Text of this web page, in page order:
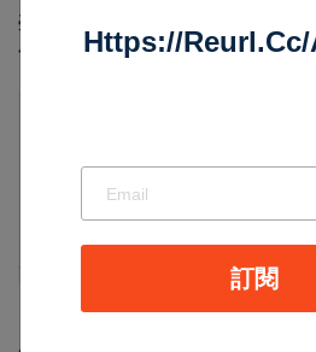
臺南安平龍舟賽結合反賄選宣導
廉潔民主新風貌Https://reurl.cc/
訂閱